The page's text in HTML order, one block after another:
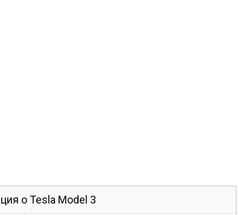
о Tesla Model 3